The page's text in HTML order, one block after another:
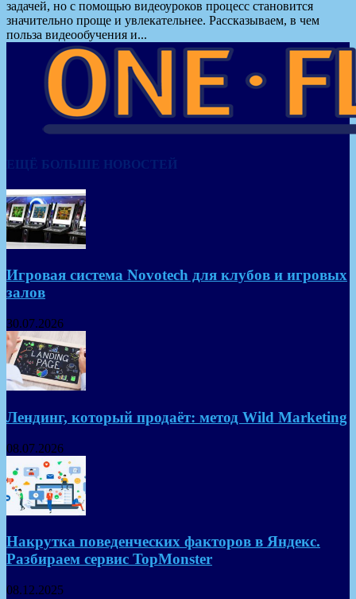
задачей, но с помощью видеоуроков процесс становится
значительно проще и увлекательнее. Рассказываем, в чем
польза видеообучения и...
ЕЩЁ БОЛЬШЕ НОВОСТЕЙ
Игровая система Novotech для клубов и игровых
залов
30.07.2026
Лендинг, который продаёт: метод Wild Marketing
08.07.2026
Накрутка поведенческих факторов в Яндекс.
Разбираем сервис TopMonster
08.12.2025